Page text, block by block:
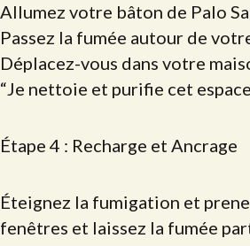
Allumez votre bâton de Palo
Passez la fumée autour de
Déplacez-vous dans votre
“Je nettoie et purifie cet
Étape 4 : Recharge et Ancrage
Éteignez la fumigation et
fenêtres et laissez la fumée